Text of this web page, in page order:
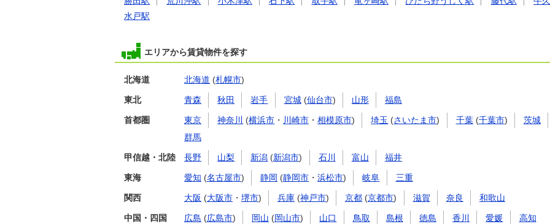
水戸駅
エリアから賃貸物件を探す
北海道 北海道 (札幌市)
東北 青森 秋田 岩手 宮城(仙台市) 山形 福島
首都圏 東京 神奈川 (横浜市 ・ 川崎市 ・相模原市) 埼玉 (さいたま市) 千葉(千葉市) 茨城
群馬
甲信越・北陸 長野 山梨 新潟 (新潟市) 石川 富山 福井
東海 愛知 (名古屋市) 静岡 (静岡市 ・浜松市) 岐阜 三重
関西 大阪 (大阪市 ・ 堺市) 兵庫 (神戸市) 京都 (京都市) 滋賀 奈良 和歌山
中国・四国 広島 (広島市) 岡山 (岡山市) 山口 鳥取 島根 徳島 香川 愛媛 高知